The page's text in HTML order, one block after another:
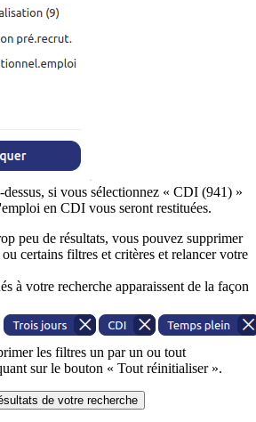
si vous sélectionnez « CDI (941) »
en CDI vous seront restituées.
peu de résultats, vous pouvez supprimer
certains filtres et critères et relancer votre
à votre recherche apparaissent de la façon
les filtres un par un ou tout
sur le bouton « Tout réinitialiser ».
de votre recherche